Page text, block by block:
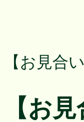
【お見合
【お